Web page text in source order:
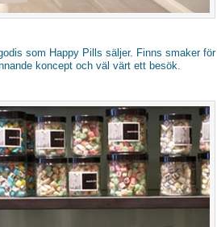
som Happy Pills säljer. Finns smaker för
koncept och väl värt ett besök.